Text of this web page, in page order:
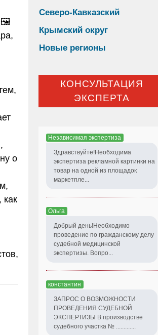
🖼️
о
как
Северо-Кавказский
Крымский округ
Новые регионы
КОНСУЛЬТАЦИЯ
ЭКСПЕРТА
Независимая экспертиза
Здравствуйте!Необходима
экспертиза рекламной картинки на
товар на одной из площадок
маркетпле...
Ольга
Добрый день!Необходимо
проведение по гражданскому делу
судебной медицинской
экспертизы. Вопро...
константин
ЗАПРОС О ВОЗМОЖНОСТИ
ПРОВЕДЕНИЯ СУДЕБНОЙ
ЭКСПЕРТИЗЫ В производстве
судебного участка № .............